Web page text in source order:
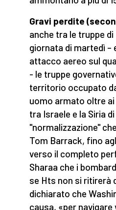
Gravi perdite
anche tra le truppe
giornata di martedì –
attacco aereo sul
- le truppe
territorio occupato
uomo armato oltre
tra Israele e la Siria
"normalizzazione"
Tom Barrack, fino
verso il completo
Sharaa che i
se Hts non si ritirerà
dichiarato che
causa, «per